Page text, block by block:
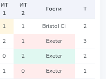
ИТ
1
ИТ
2
Гости Т
1 1 Bristol Ci 2
2 1 Exeter 3
0 2 Exeter 2
1 0 Exeter 1